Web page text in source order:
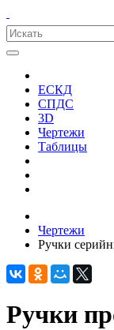
ЕСКД
СПДС
3D
Чертежи
Таблицы
Чертежи
Ручки
Ручки